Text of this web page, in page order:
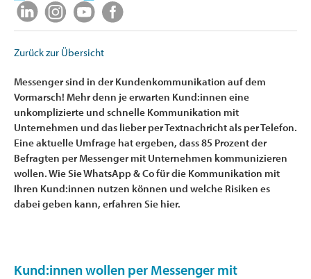
Zurück zur Übersicht
Messenger sind in der Kundenkommunikation auf dem
Vormarsch! Mehr denn je erwarten Kund:innen eine
unkomplizierte und schnelle Kommunikation mit
Unternehmen und das lieber per Textnachricht als per Telefon.
Eine aktuelle Umfrage hat ergeben, dass 85 Prozent der
Befragten per Messenger mit Unternehmen kommunizieren
wollen. Wie Sie WhatsApp & Co für die Kommunikation mit
Ihren Kund:innen nutzen können und welche Risiken es
dabei geben kann, erfahren Sie hier.
Kund:innen wollen per Messenger mit